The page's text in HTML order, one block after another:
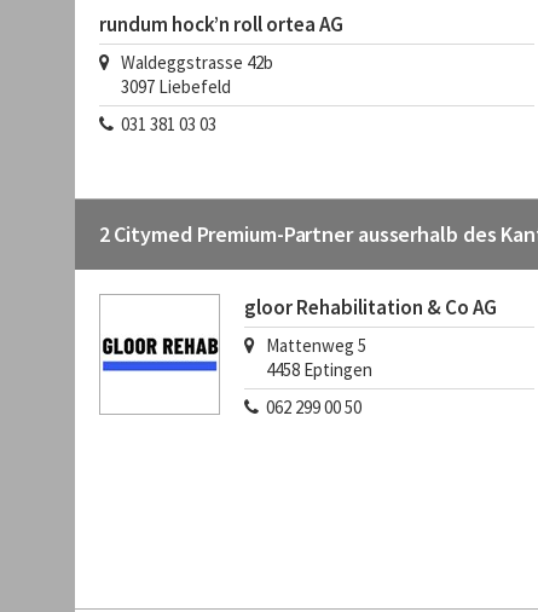
rundum hock’n roll ortea AG
Waldeggstrasse 42b
3097 Liebefeld
031 381 03 03
2 Citymed Premium-Partner ausserhalb des
gloor Rehabilitation & Co AG
Mattenweg 5
4458 Eptingen
062 299 00 50